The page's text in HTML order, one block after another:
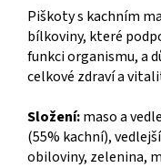
Piškoty s kachním
bílkoviny, které
funkci organismu, a
celkové zdraví a
Složení:maso a
(55% kachní),
obiloviny, zelenina,